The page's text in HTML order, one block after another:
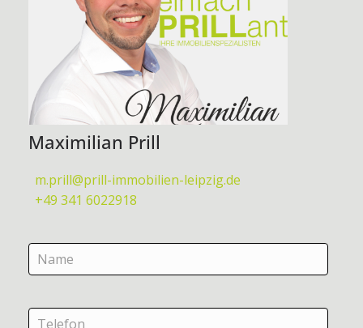
Maximilian Prill
m.prill@prill-immobilien-leipzig.de
+49 341 6022918